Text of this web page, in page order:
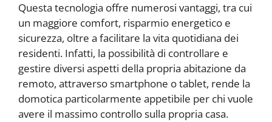
Questa tecnologia offre numerosi vantaggi, tra cui
un maggiore comfort, risparmio energetico e
sicurezza, oltre a facilitare la vita quotidiana dei
residenti. Infatti, la possibilità di controllare e
gestire diversi aspetti della propria abitazione da
remoto, attraverso smartphone o tablet, rende la
domotica particolarmente appetibile per chi vuole
avere il massimo controllo sulla propria casa.